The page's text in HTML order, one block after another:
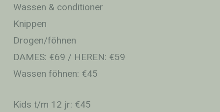
Wassen & conditioner
Knippen
Drogen/föhnen
DAMES: €69 / HEREN: €59
Wassen föhnen: €45
Kids t/m 12 jr: €45